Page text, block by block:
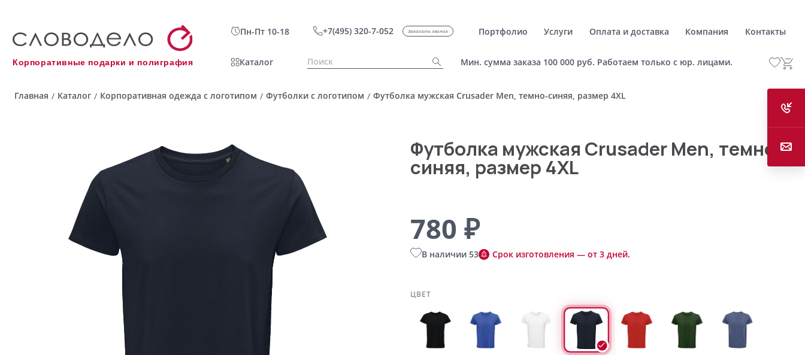
Корпоративные подарки и полиграфия
Пн-Пт 10-18 +7(495) 320-7-052 Заказать звонок Портфолио Услуги Оплата и доставка Компания Контакты
Каталог Мин. сумма заказа 100 000 руб. Работаем только с юр. лицами.
Главная / Каталог / Корпоративная одежда с логотипом / Футболки с логотипом / Футболка мужская Crusader Men, темно-синяя, размер 4XL
Футболка мужская Crusader Men, темно-
синяя, размер 4XL
780 ₽
В наличии 53 Срок изготовления — от 3 дней.
ЦВЕТ